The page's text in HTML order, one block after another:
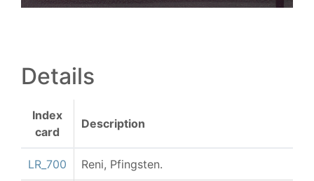
Details
Index
card
Description
LR_700 Reni, Pfingsten.